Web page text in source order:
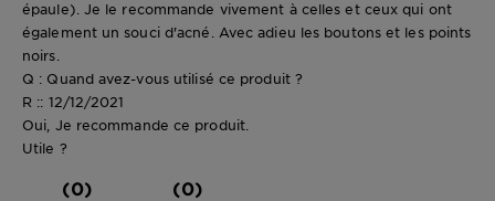
épaule). Je le recommande vivement à celles et ceux qui ont
également un souci d'acné. Avec adieu les boutons et les points
noirs.
Q : Quand avez-vous utilisé ce produit ?
R :: 12/12/2021
Oui, Je recommande ce produit.
Utile ?
(0) (0)